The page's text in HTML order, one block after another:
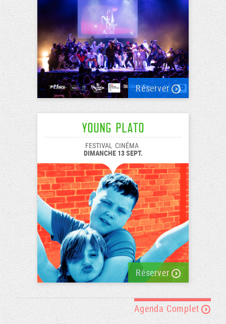
Réserver
Young Plato
FESTIVAL CINÉMA
DIMANCHE 13 SEPT.
Réserver
Agenda Complet